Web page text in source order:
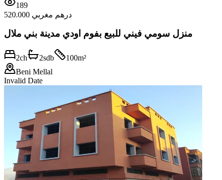
189
520.000 درهم مغربي
منزل سومي فيني للبيع بفوم اودي مدينة بني ملال
2ch 2sdb 100m²
Beni Mellal
Invalid Date